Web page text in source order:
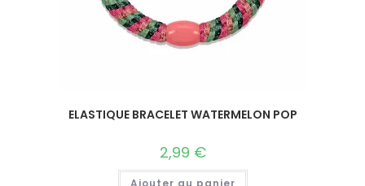
ELASTIQUE BRACELET WATERMELON POP
2,99 €
Ajouter au panier